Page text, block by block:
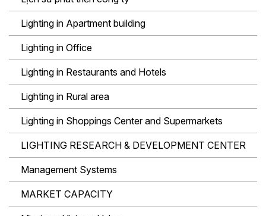
Lighting in Apartment building
Lighting in Office
Lighting in Restaurants and Hotels
Lighting in Rural area
Lighting in Shoppings Center and Supermarkets
LIGHTING RESEARCH & DEVELOPMENT CENTER
Management Systems
MARKET CAPACITY